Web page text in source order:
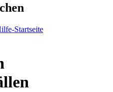
Startseite